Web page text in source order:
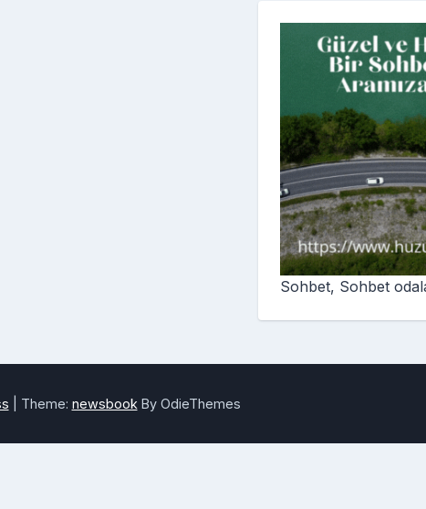
Sohbet, Sohbet
Theme: newsbook By OdieThemes